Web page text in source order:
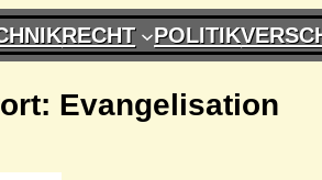
RECHT POLITIK
Evangelisation